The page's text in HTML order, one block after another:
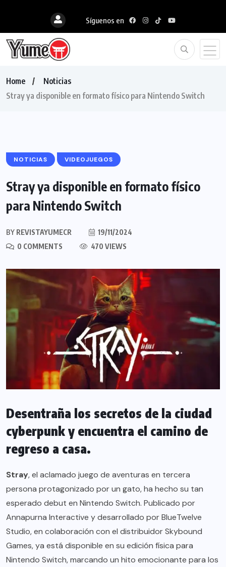
Síguenos en
Home
Noticias
Stray ya disponible en formato físico para Nintendo Switch
NOTICIAS VIDEOJUEGOS
Stray ya disponible en formato físico
para Nintendo Switch
BY REVISTAYUMECR
19/11/2024
0 COMMENTS
470 VIEWS
Desentraña los secretos de la ciudad
cyberpunk y encuentra el camino de
regreso a casa.
Stray, el aclamado juego de aventuras en tercera
persona protagonizado por un gato, ha hecho su tan
esperado debut en Nintendo Switch. Publicado por
Annapurna Interactive y desarrollado por BlueTwelve
Studio, en colaboración con el distribuidor Skybound
Games, ya está disponible en su edición física para
Nintendo Switch, marcando un hito emocionante para los